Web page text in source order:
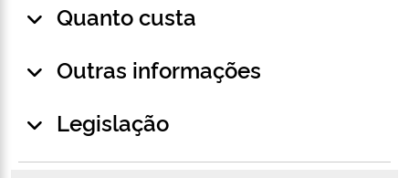
Quanto custa
Outras informações
Legislação